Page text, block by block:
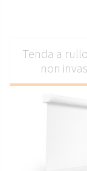
Tende da
Tenda a
non